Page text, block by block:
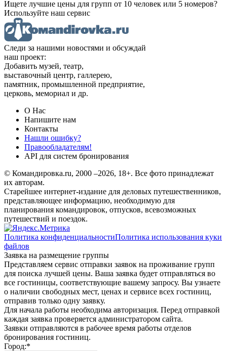
Ищете лучшие цены для групп от 10 человек или 5 номеров?
Используйте наш сервис
Следи за нашими новостями и обсуждай
наш проект:
Добавить музей, театр,
выставочный центр, галлерею,
памятник, промышленной предприятие,
церковь, мемориал и др.
О Нас
Напишите нам
Контакты
Нашли ошибку?
Правообладателям!
API для систем бронирования
© Командировка.ru, 2000 –2026, 18+. Все фото принадлежат
их авторам.
Старейшее интернет-издание для деловых путешественников,
представляющее информацию, необходимую для
планирования командировок, отпусков, всевозможных
путешествий и поездок.
Политика конфиденциальностиПолитика использования куки
файлов
Заявка на размещение группы
Представляем сервис отправки заявок на проживание групп
для поиска лучшей цены. Ваша заявка будет отправляться во
все гостиницы, соответствующие вашему запросу. Вы узнаете
о наличии свободных мест, ценах и сервисе всех гостиниц,
отправив только одну заявку.
Для начала работы необходима авторизация. Перед отправкой
каждая заявка проверяется администратором сайта.
Заявки отправляются в рабочее время работы отделов
бронирования гостиниц.
Город:*